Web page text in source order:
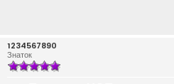
1234567890
Знаток